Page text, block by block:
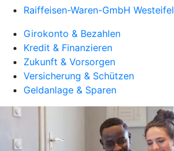
Raiffeisen-Waren-GmbH Westeifel
Girokonto & Bezahlen
Kredit & Finanzieren
Zukunft & Vorsorgen
Versicherung & Schützen
Geldanlage & Sparen